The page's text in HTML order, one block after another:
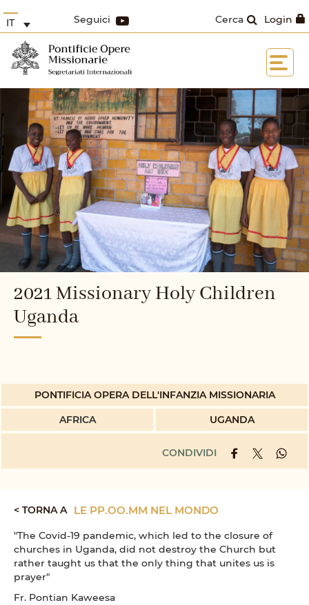
Login
Cerca
Seguici
IT
2021 Missionary Holy Children
Uganda
PONTIFICIA OPERA DELL'INFANZIA MISSIONARIA
AFRICA
UGANDA
CONDIVIDI
< TORNA A LE PP.OO.MM NEL MONDO
"The Covid-19 pandemic, which led to the closure of
churches in Uganda, did not destroy the Church but
rather taught us that the only thing that unites us is
prayer"
Fr. Pontian Kaweesa